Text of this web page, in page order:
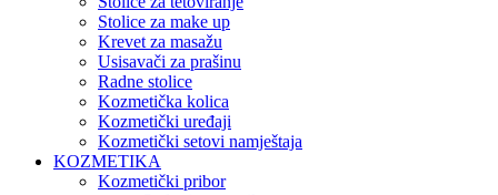
Stolice za make up
Krevet za masažu
Usisavači za prašinu
Radne stolice
Kozmetička kolica
Kozmetički uređaji
Kozmetički setovi namještaja
KOZMETIKA
Kozmetički pribor